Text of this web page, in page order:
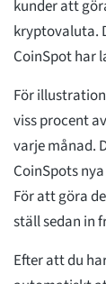
kunder att
kryptovaluta.
CoinSpot har
För
viss procent
varje månad.
CoinSpots
För att göra
ställ sedan in
Efter att du